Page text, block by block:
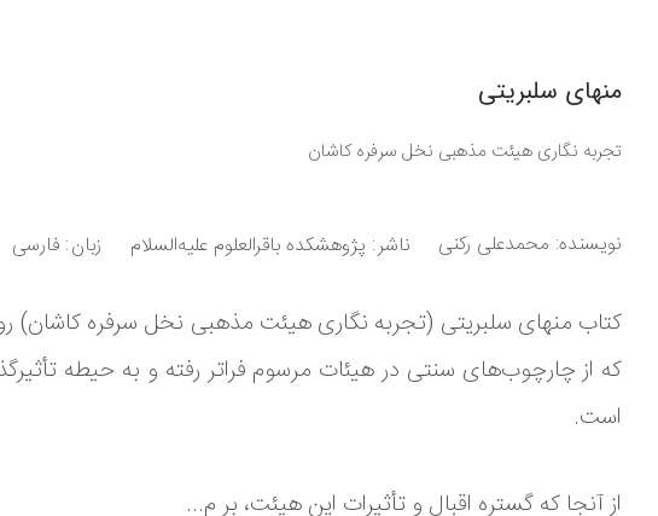
منهای سلبریتی
تجربه‌ نگاری هیئت مذهبی نخل سرفره کاشان
نویسنده: محمدعلی رکنی ناشر پژوهشکده باقرالعلوم علیه‌السلام زبان فارسی
کتاب منهای سلبریتی (تجربه‌ نگاری هیئت مذهبی نخل سرفره کاشان)
که از چارچوب‌های سنتی در هیئات مرسوم فراتر رفته و به حیطه
است.
از آنجا که گستره اقبال و تأثیرات این هیئت، بر م...